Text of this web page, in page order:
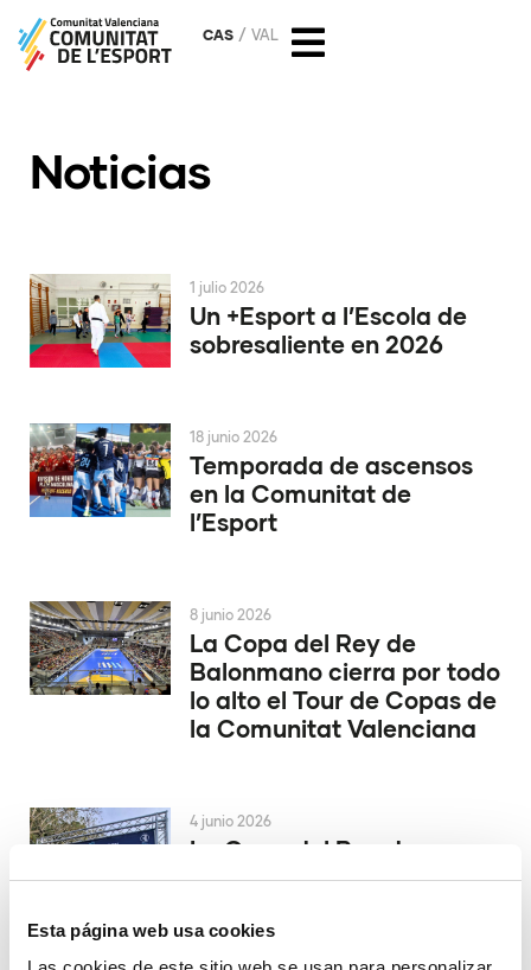
Esta página web usa cookies
CAS VAL
Noticias
Un +Esport a l’Escola de
sobresaliente en 2026
1 julio 2026
Temporada de ascensos
en la Comunitat de
l’Esport
18 junio 2026
La Copa del Rey de
Balonmano cierra por todo
lo alto el Tour de Copas de
la Comunitat Valenciana
8 junio 2026
La Copa del Rey de
Balonmano se decide en
4 junio 2026